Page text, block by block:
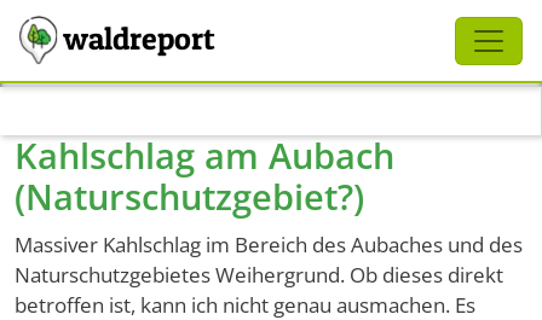
waldreport
Kahlschlag am Aubach
(Naturschutzgebiet?)
Massiver Kahlschlag im Bereich des Aubaches und des
Naturschutzgebietes Weihergrund. Ob dieses direkt
betroffen ist, kann ich nicht genau ausmachen. Es
Schliessen